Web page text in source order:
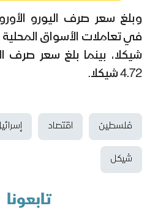
وبلغ سعر صرف اليورو
شيكلا، بينما بلغ سعر صرف
4.72 شيكلا.
فلسطين اقتصاد
شيكل
تابعونا